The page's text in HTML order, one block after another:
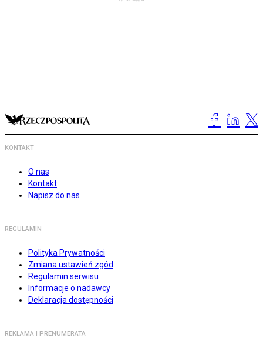
KONTAKT
O nas
Kontakt
Napisz do nas
REGULAMIN
Polityka Prywatności
Zmiana ustawień zgód
Regulamin serwisu
Informacje o nadawcy
Deklaracja dostępności
REKLAMA I PRENUMERATA